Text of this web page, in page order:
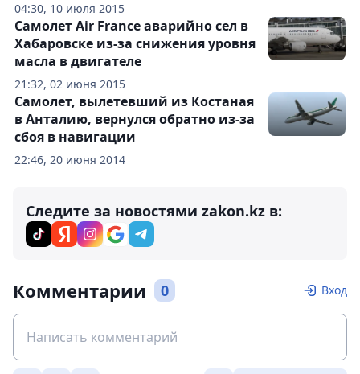
04:30, 10 июля 2015
21:32, 02 июня 2015
Самолет Air France аварийно сел в
Хабаровске из-за снижения уровня
масла в двигателе
22:46, 20 июня 2014
Самолет, вылетевший из Костаная
в Анталию, вернулся обратно из-за
сбоя в навигации
Следите за новостями zakon.kz в:
Комментарии 0 Вход